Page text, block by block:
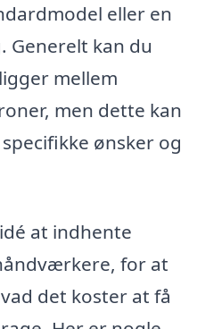
eller en
Generelt kan du
mellem
men dette kan
ønsker og
at indhente
for at
det koster at få